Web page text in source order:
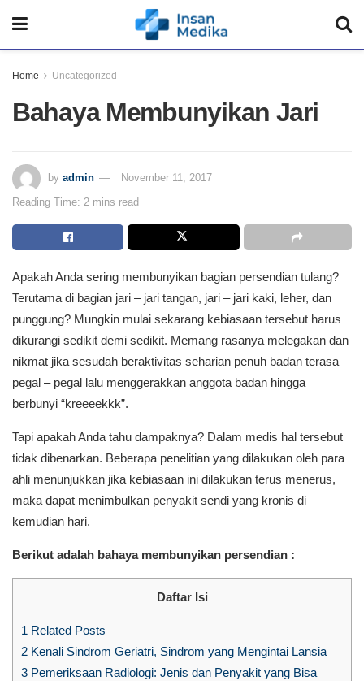
Home Uncategorized
Bahaya Membunyikan Jari
by admin November 11, 2017
Reading Time: 2 mins read
Apakah Anda sering membunyikan bagian persendian tulang?
Terutama di bagian jari – jari tangan, jari – jari kaki, leher, dan
punggung? Mungkin mulai sekarang kebiasaan tersebut harus
dikurangi sedikit demi sedikit. Memang rasanya melegakan dan
nikmat jika sesudah beraktivitas seharian penuh badan terasa
pegal – pegal lalu menggerakkan anggota badan hingga
berbunyi “kreeeekkk”.
Tapi apakah Anda tahu dampaknya? Dalam medis hal tersebut
tidak dibenarkan. Beberapa penelitian yang dilakukan oleh para
ahli menunjukkan jika kebiasaan ini dilakukan terus menerus,
maka dapat menimbulkan penyakit sendi yang kronis di
kemudian hari.
Berikut adalah bahaya membunyikan persendian :
Daftar Isi
1 Related Posts
2 Kenali Sindrom Geriatri, Sindrom yang Mengintai Lansia
3 Pemeriksaan Radiologi: Jenis dan Penyakit yang Bisa